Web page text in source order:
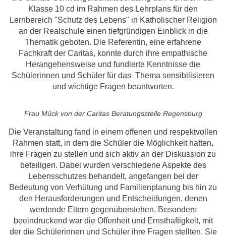
Klasse 10 cd im Rahmen des Lehrplans für den
Lernbereich "Schutz des Lebens" in Katholischer Religion
an der Realschule einen tiefgründigen Einblick in die
Thematik geboten. Die Referentin, eine erfahrene
Fachkraft der Caritas, konnte durch ihre empathische
Herangehensweise und fundierte Kenntnisse die
Schülerinnen und Schüler für das Thema sensibilisieren
und wichtige Fragen beantworten.
Frau Mück von der Caritas Beratungsstelle Regensburg
Die Veranstaltung fand in einem offenen und respektvollen
Rahmen statt, in dem die Schüler die Möglichkeit hatten,
ihre Fragen zu stellen und sich aktiv an der Diskussion zu
beteiligen. Dabei wurden verschiedene Aspekte des
Lebensschutzes behandelt, angefangen bei der
Bedeutung von Verhütung und Familienplanung bis hin zu
den Herausforderungen und Entscheidungen, denen
werdende Eltern gegenüberstehen. Besonders
beeindruckend war die Offenheit und Ernsthaftigkeit, mit
der die Schülerinnen und Schüler ihre Fragen stellten. Sie